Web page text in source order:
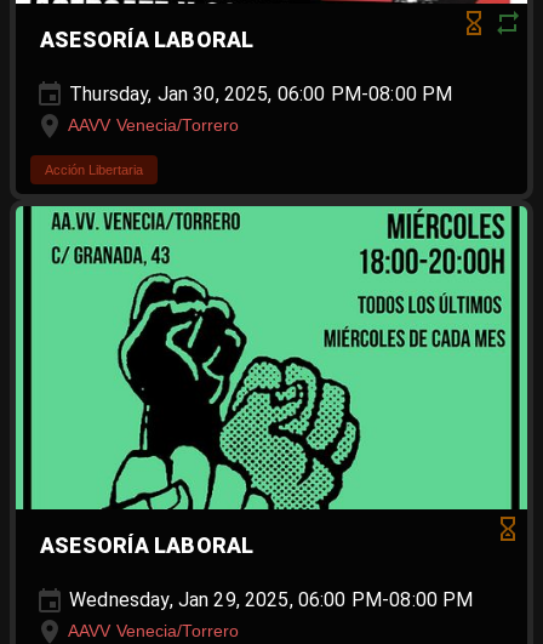
ASESORÍA LABORAL
Thursday, Jan 30, 2025, 06:00 PM-08:00 PM
AAVV Venecia/Torrero
Acción Libertaria
ASESORÍA LABORAL
Wednesday, Jan 29, 2025, 06:00 PM-08:00 PM
AAVV Venecia/Torrero